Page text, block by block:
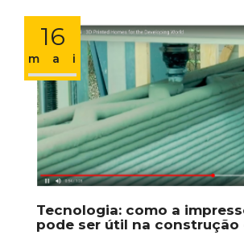
16
maio
Tecnologia: como a
pode ser útil na construção